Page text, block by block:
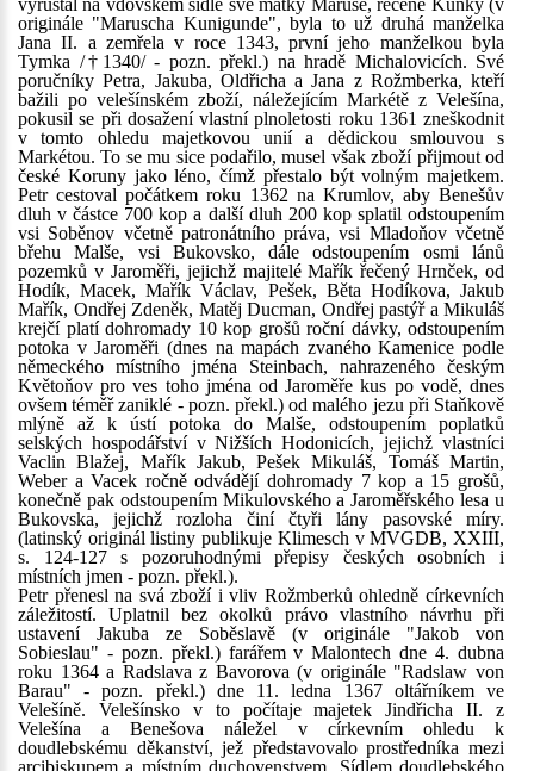
vyrůstal na vdovském sídle své matky Maruše, řečené Kunky (v
originále "Maruscha Kunigunde", byla to už druhá manželka
Jana II. a zemřela v roce 1343, první jeho manželkou byla
Tymka /†1340/ - pozn. překl.) na hradě Michalovicích. Své
poručníky Petra, Jakuba, Oldřicha a Jana z Rožmberka, kteří
bažili po velešínském zboží, náležejícím Markétě z Velešína,
pokusil se při dosažení vlastní plnoletosti roku 1361 zneškodnit
v tomto ohledu majetkovou unií a dědickou smlouvou s
Markétou. To se mu sice podařilo, musel však zboží přijmout od
české Koruny jako léno, čímž přestalo být volným majetkem.
Petr cestoval počátkem roku 1362 na Krumlov, aby Benešův
dluh v částce 700 kop a další dluh 200 kop splatil odstoupením
vsi Soběnov včetně patronátního práva, vsi Mladoňov včetně
břehu Malše, vsi Bukovsko, dále odstoupením osmi lánů
pozemků v Jaroměři, jejichž majitelé Mařík řečený Hrnček, od
Hodík, Macek, Mařík Václav, Pešek, Běta Hodíkova, Jakub
Mařík, Ondřej Zdeněk, Matěj Ducman, Ondřej pastýř a Mikuláš
krejčí platí dohromady 10 kop grošů roční dávky, odstoupením
potoka v Jaroměři (dnes na mapách zvaného Kamenice podle
německého místního jména Steinbach, nahrazeného českým
Květoňov pro ves toho jména od Jaroměře kus po vodě, dnes
ovšem téměř zaniklé - pozn. překl.) od malého jezu při Staňkově
mlýně až k ústí potoka do Malše, odstoupením poplatků
selských hospodářství v Nižších Hodonicích, jejichž vlastníci
Vaclin Blažej, Mařík Jakub, Pešek Mikuláš, Tomáš Martin,
Weber a Vacek ročně odvádějí dohromady 7 kop a 15 grošů,
konečně pak odstoupením Mikulovského a Jaroměřského lesa u
Bukovska, jejichž rozloha činí čtyři lány pasovské míry.
(latinský originál listiny publikuje Klimesch v MVGDB, XXIII,
s. 124-127 s pozoruhodnými přepisy českých osobních i
místních jmen - pozn. překl.).
Petr přenesl na svá zboží i vliv Rožmberků ohledně církevních
záležitostí. Uplatnil bez okolků právo vlastního návrhu při
ustavení Jakuba ze Soběslavě (v originále "Jakob von
Sobieslau" - pozn. překl.) farářem v Malontech dne 4. dubna
roku 1364 a Radslava z Bavorova (v originále "Radslaw von
Barau" - pozn. překl.) dne 11. ledna 1367 oltářníkem ve
Velešíně. Velešínsko v to počítaje majetek Jindřicha II. z
Velešína a Benešova náležel v církevním ohledu k
doudlebskému děkanství, jež představovalo prostředníka mezi
arcibiskupem a místním duchovenstvem. Sídlem doudlebského